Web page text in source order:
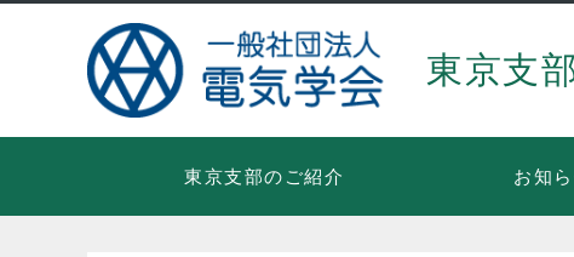
東京支
東京支部のご紹介 お知